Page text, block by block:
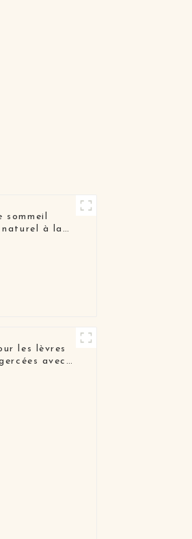
sommeil
à la
les lèvres
avec